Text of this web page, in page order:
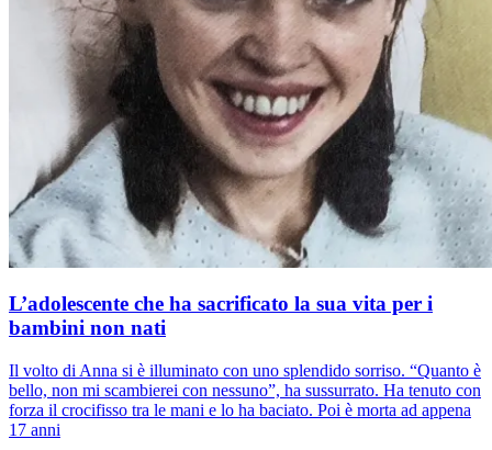
L’adolescente che ha sacrificato la sua vita per i
bambini non nati
Il volto di Anna si è illuminato con uno splendido sorriso. “Quanto è
bello, non mi scambierei con nessuno”, ha sussurrato. Ha tenuto con
forza il crocifisso tra le mani e lo ha baciato. Poi è morta ad appena
17 anni